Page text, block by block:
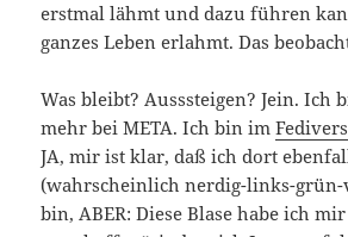
erstmal lähmt und dazu führen
ganzes Leben erlahmt. Das
Was bleibt? Ausssteigen? Jein. Ich
mehr bei META. Ich bin im
JA, mir ist klar, daß ich dort
(wahrscheinlich nerdig-links-grün-
bin, ABER: Diese Blase habe ich